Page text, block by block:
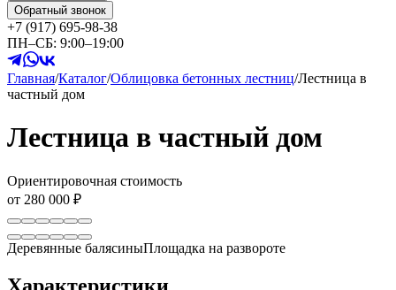
Обратный звонок
+7 (917) 695-98-38
ПН–СБ: 9:00–19:00
Главная/Каталог/Облицовка бетонных лестниц/Лестница в
частный дом
Лестница в частный дом
Ориентировочная стоимость
от 280 000 ₽
Деревянные балясиныПлощадка на развороте
Характеристики